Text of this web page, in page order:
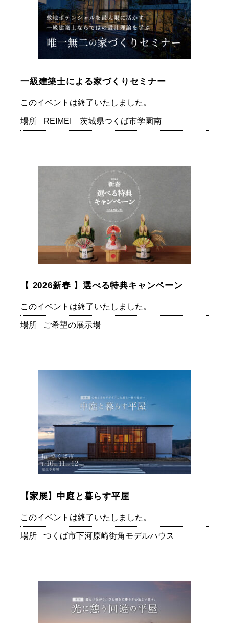
一級建築士による家づくりセミナー
このイベントは終了いたしました。
場所 REIMEI 茨城県つくば市学園南
【 2026新春 】選べる特典キャンペーン
このイベントは終了いたしました。
場所 ご希望の展示場
【家展】中庭と暮らす平屋
このイベントは終了いたしました。
場所 つくば市下河原崎街角モデルハウス